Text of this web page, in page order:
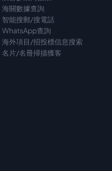
海關數據查詢
智能搜郵/搜電話
WhatsApp查詢
海外項目/招投標信息搜索
名片/名冊掃描獲客